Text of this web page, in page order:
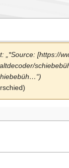
„*Source: [https://